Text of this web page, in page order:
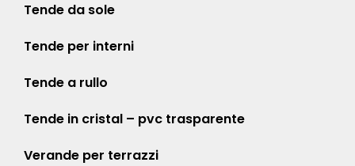
Tende da sole
Tende per interni
Tende a rullo
Tende in cristal – pvc trasparente
Verande per terrazzi